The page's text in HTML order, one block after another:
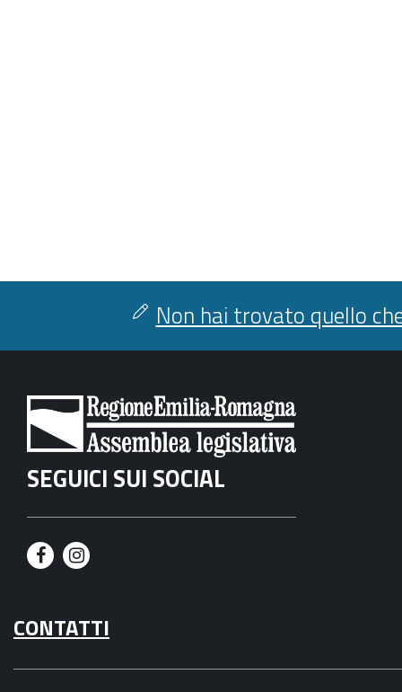
Non hai trovato quello
SEGUICI SUI SOCIAL
F
c
e
I
s
t
CONTATTI